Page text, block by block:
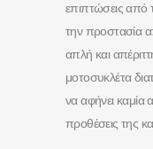
επιπτώσεις από
την προστασία
απλή και
μοτοσυκλέτα
να αφήνει καμία
προθέσεις της